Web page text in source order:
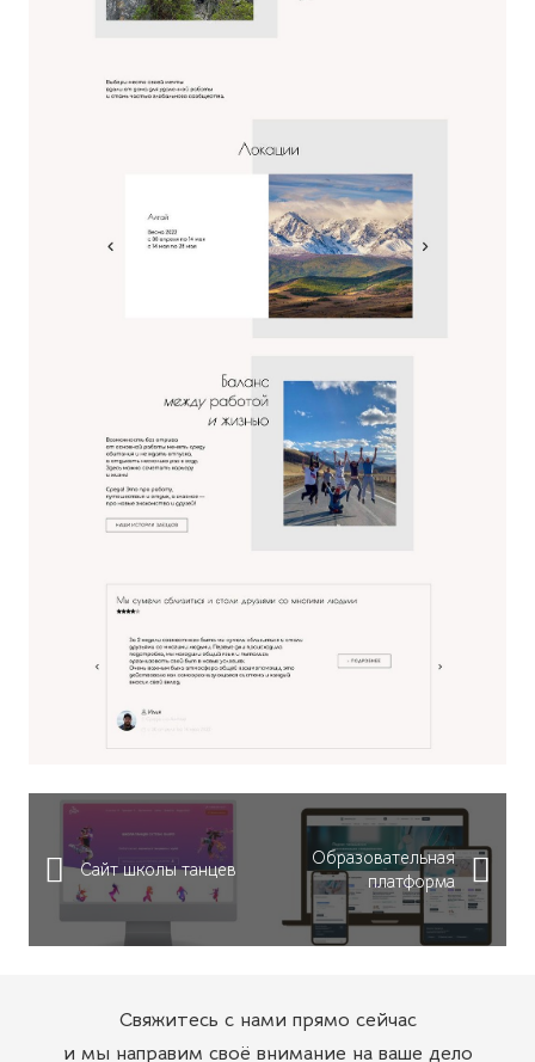
Сайт школы танцев
Образовательная
платформа
Свяжитесь с нами прямо сейчас
и мы направим своё внимание на ваше дело